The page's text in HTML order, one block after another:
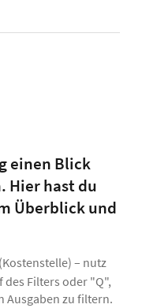
einen Blick
Hier hast du
Überblick und
– nutz
Filters oder "Q",
Ausgaben zu filtern.